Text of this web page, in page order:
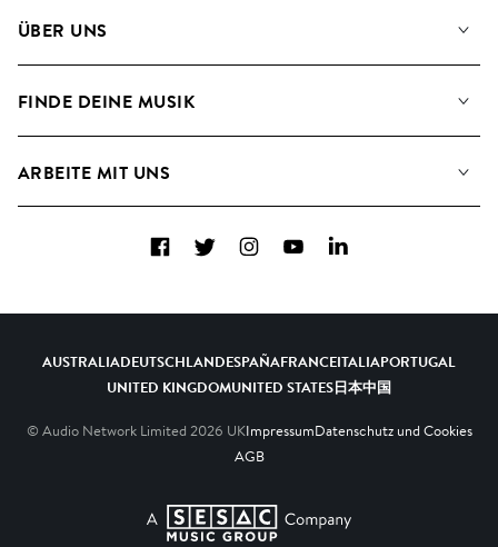
Suche
ÜBER UNS
Blog
FINDE DEINE MUSIK
Kontakt
ARBEITE MIT UNS
A&R - Demo-Einsendungen
FacebookTwitterInstagramYouTubeLinkedIn
AUSTRALIADEUTSCHLANDESPAÑAFRANCEITALIAPORTUGAL
UNITED KINGDOMUNITED STATES日本中国
© Audio Network Limited 2026 UKImpressumDatenschutz und Cookies
AGB
A SESAC Company